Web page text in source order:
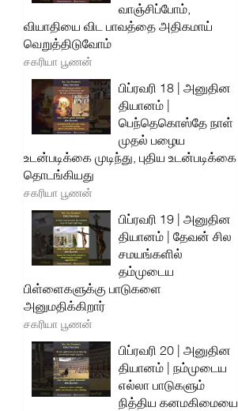
வாஞ்சிப்போம்,
வியாதியை விட பாவத்தை அதிகமாய்
வெறுத்திடுவோம்
சகரியா பூணன்
பிப்ரவரி 18 | அனுதின
தியானம் |
பெந்தெகொஸ்தே நாள்
முதல் பழைய
உடன்படிக்கை முடிந்து, புதிய உடன்படிக்கை
தொடங்கியது
சகரியா பூணன்
பிப்ரவரி 19 | அனுதின
தியானம் | தேவன் சில
சமயங்களில்
தம்முடைய
பிள்ளைகளுக்கு பாடுகளை
அனுமதிக்கிறார்
சகரியா பூணன்
பிப்ரவரி 20 | அனுதின
தியானம் | நம்முடைய
எல்லா பாடுகளும்
நித்திய கனமகிமையை